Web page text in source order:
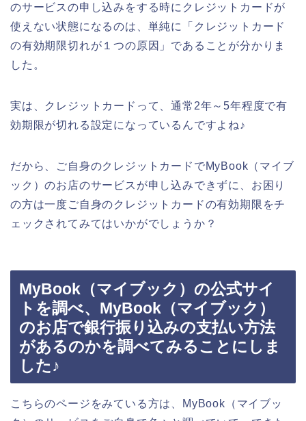
のサービスの申し込みをする時にクレジットカードが
使えない状態になるのは、単純に「クレジットカード
の有効期限切れが１つの原因」であることが分かりま
した。
実は、クレジットカードって、通常2年～5年程度で有
効期限が切れる設定になっているんですよね♪
だから、ご自身のクレジットカードでMyBook（マイブ
ック）のお店のサービスが申し込みできずに、お困り
の方は一度ご自身のクレジットカードの有効期限をチ
ェックされてみてはいかがでしょうか？
MyBook（マイブック）の公式サイ
トを調べ、MyBook（マイブック）
のお店で銀行振り込みの支払い方法
があるのかを調べてみることにしま
した♪
こちらのページをみている方は、MyBook（マイブッ